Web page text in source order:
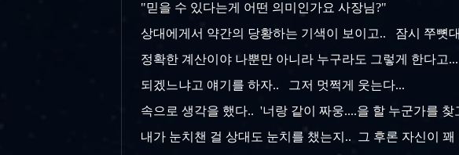
"믿을 수 있다는게 어떤 의미인가요 사장님?"
상대에게서 약간의 당황하는 기색이 보이고.. 잠시 쭈뼛
정확한 계산이야 나뿐만 아니라 누구라도 그렇게 한다
되겠느냐고 얘기를 하자.. 그저 멋쩍게 웃는다...
속으로 생각을 했다.. '너랑 같이 짜웅....을 할 누군가를
내가 눈치챈 걸 상대도 눈치를 챘는지.. 그 후론 자신이